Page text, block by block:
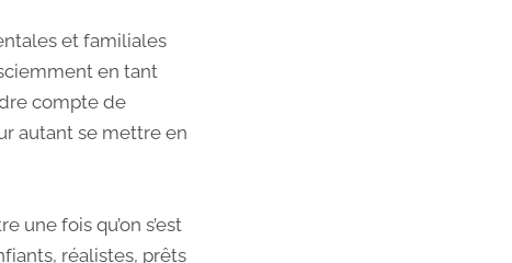
et familiales
en tant
compte de
autant se mettre en
une fois qu’on s’est
réalistes, prêts